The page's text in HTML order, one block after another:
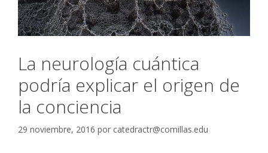
La neurología cuántica
podría explicar el origen de
la conciencia
29 noviembre, 2016 por catedractr@comillas.edu